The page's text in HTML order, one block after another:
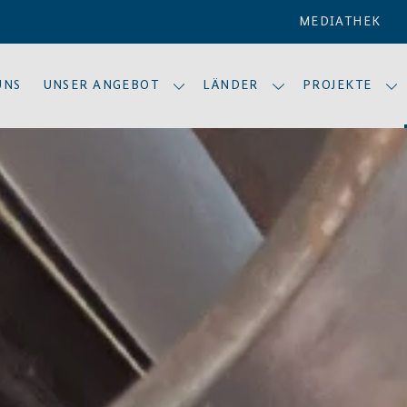
MEDIATHEK
UNSER ANGEBOT LÄNDER PROJEKTE